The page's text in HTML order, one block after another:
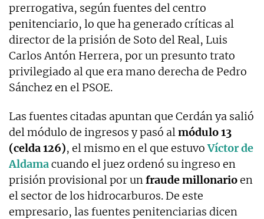
prerrogativa, según fuentes del centro
penitenciario, lo que ha generado críticas al
director de la prisión de Soto del Real, Luis
Carlos Antón Herrera, por un presunto trato
privilegiado al que era mano derecha de Pedro
Sánchez en el PSOE.
Las fuentes citadas apuntan que Cerdán ya salió
del módulo de ingresos y pasó almódulo 13
(celda 126), el mismo en el que estuvoVíctor de
Aldamacuando el juez ordenó su ingreso en
prisión provisional por unfraude millonarioen
el sector de los hidrocarburos. De este
empresario, las fuentes penitenciarias dicen